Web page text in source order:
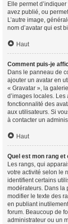
Elle permet
avez publié, ou
L’autre image,
nom d’avatar qui est
Haut
Comment puis-je
Dans le panneau de
ajouter un avatar en
« Gravatar », la
d’images locales.
fonctionnalité des
aux utilisateurs. Si
à contacter un
Haut
Quel est mon rang
Les rangs, qui
votre activité selon le
identifient certains
modérateurs. Dans la
modifier le texte des
en publiant
forum. Beaucoup de
administrateur ou un